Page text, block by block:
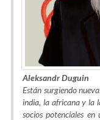
Aleksandr Duguin
Están surgiendo
india, la africana y la
socios potenciales